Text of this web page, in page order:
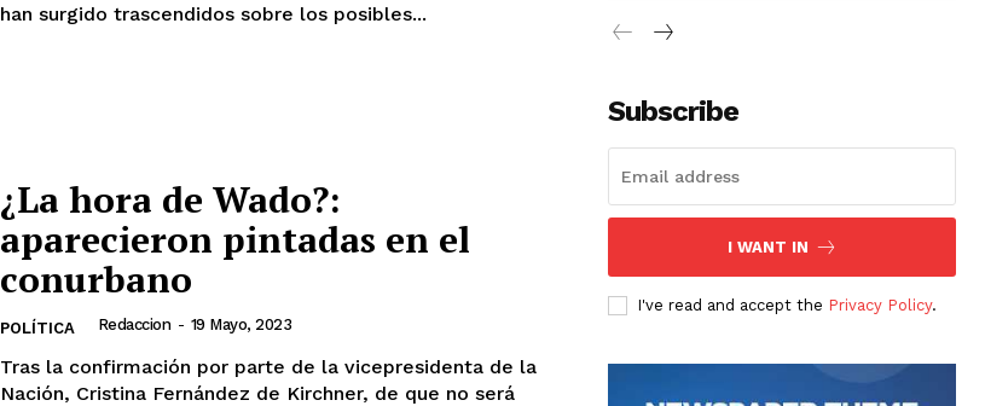
han surgido trascendidos sobre los posibles...
¿La hora de Wado?:
aparecieron pintadas en el
conurbano
POLÍTICA Redaccion - 19 Mayo, 2023
Tras la confirmación por parte de la vicepresidenta de la
Nación, Cristina Fernández de Kirchner, de que no será
Subscribe
I WANT IN
I've read and accept the Privacy Policy.